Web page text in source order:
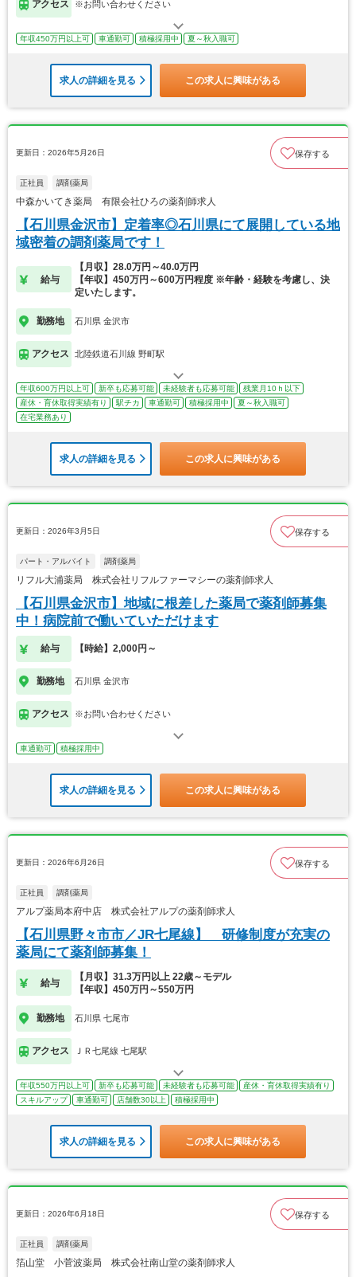
アクセス ※お問い合わせください
年収450万円以上可 車通勤可 積極採用中 夏～秋入職可
求人の詳細を見る この求人に興味がある
更新日：2026年5月26日 保存する
正社員 調剤薬局
中森かいてき薬局 有限会社ひろの薬剤師求人
【石川県金沢市】定着率◎石川県にて展開している地
域密着の調剤薬局です！
給与
【月収】28.0万円～40.0万円
【年収】450万円～600万円程度 ※年齢・経験を考慮し、決
定いたします。
勤務地 石川県 金沢市
アクセス 北陸鉄道石川線 野町駅
年収600万円以上可 新卒も応募可能 未経験者も応募可能
残業月10ｈ以下
産休・育休取得実績有り
駅チカ 車通勤可 積極採用中
夏～秋入職可
在宅業務あり
求人の詳細を見る この求人に興味がある
更新日：2026年3月5日 保存する
パート・アルバイト 調剤薬局
リフル大浦薬局 株式会社リフルファーマシーの薬剤師求人
【石川県金沢市】地域に根差した薬局で薬剤師募集
中！病院前で働いていただけます
給与 【時給】2,000円～
勤務地 石川県 金沢市
アクセス ※お問い合わせください
車通勤可 積極採用中
求人の詳細を見る この求人に興味がある
更新日：2026年6月26日 保存する
正社員 調剤薬局
アルプ薬局本府中店 株式会社アルプの薬剤師求人
【石川県野々市市／JR七尾線】 研修制度が充実の
薬局にて薬剤師募集！
給与
【月収】31.3万円以上 22歳～モデル
【年収】450万円～550万円
勤務地 石川県 七尾市
アクセス ＪＲ七尾線 七尾駅
年収550万円以上可 新卒も応募可能 未経験者も応募可能
産休・育休取得実績有り
スキルアップ
車通勤可 店舗数30以上 積極採用中
求人の詳細を見る この求人に興味がある
更新日：2026年6月18日 保存する
正社員 調剤薬局
箔山堂 小菅波薬局 株式会社南山堂の薬剤師求人